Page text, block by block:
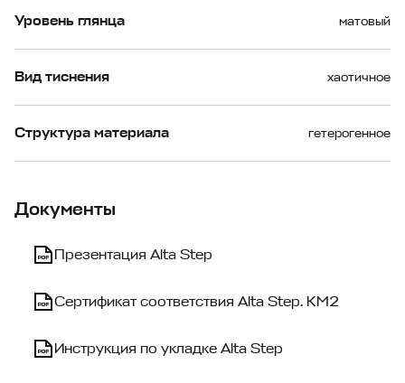
Уровень глянца матовый
Вид тиснения хаотичное
Структура материала гетерогенное
Документы
Презентация Alta Step
Сертификат соответствия Alta Step. КМ2
Инструкция по укладке Alta Step